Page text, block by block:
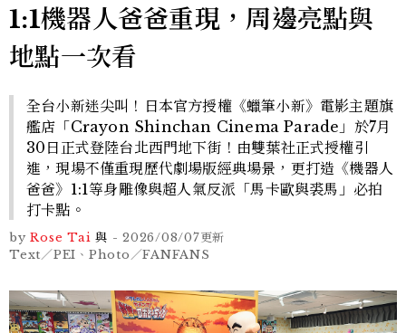
1:1機器人爸爸重現，周邊亮點與
地點一次看
全台小新迷尖叫！日本官方授權《蠟筆小新》電影主題旗
艦店「Crayon Shinchan Cinema Parade」於7月
30日正式登陸台北西門地下街！由雙葉社正式授權引
進，現場不僅重現歷代劇場版經典場景，更打造《機器人
爸爸》1:1等身雕像與超人氣反派「馬卡歐與裘馬」必拍
打卡點。
by Rose Tai 與 - 2026/08/07更新
Text／PEI、Photo／FANFANS